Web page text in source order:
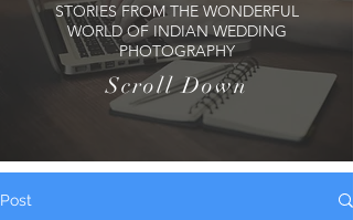
STORIES FROM THE WONDERFUL
WORLD OF INDIAN WEDDING
PHOTOGRAPHY
Scroll Down
Post